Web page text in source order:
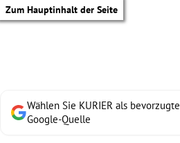
Zum Hauptinhalt der Seite
Wählen Sie KURIER als bevorzugte
Google-Quelle